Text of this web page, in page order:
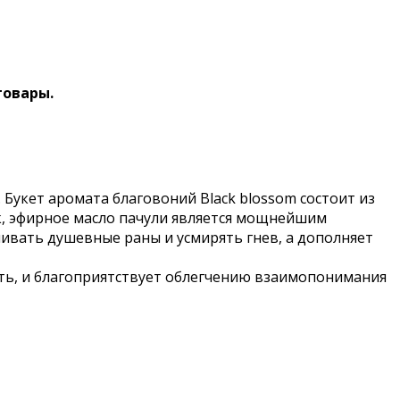
аромата благовоний Black blossom состоит из
эфирное масло пачули является мощнейшим
душевные раны и усмирять гнев, а дополняет
и благоприятствует облегчению взаимопонимания